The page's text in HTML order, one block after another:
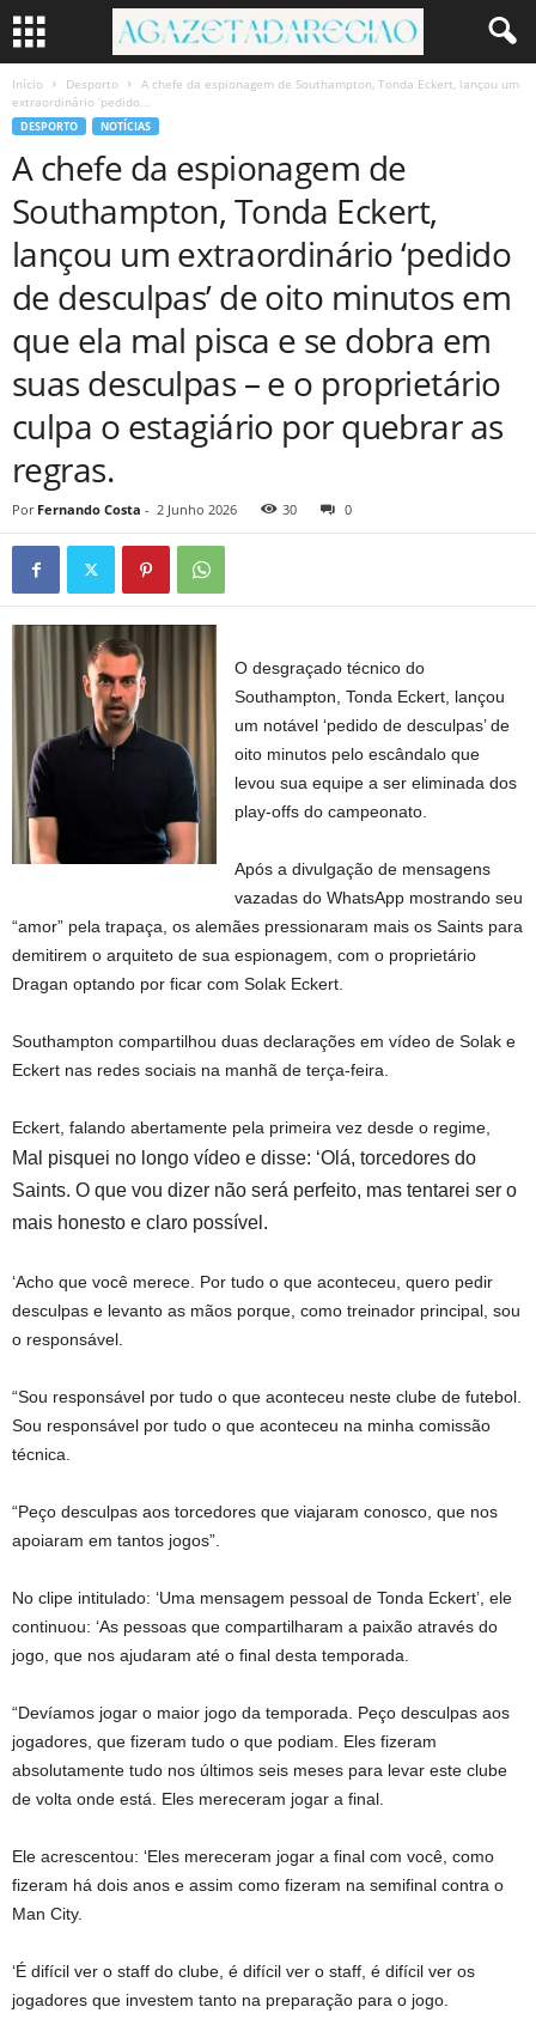
Início Desporto
A chefe da espionagem de Southampton, Tonda Eckert, lançou um
extraordinário ‘pedido...
DESPORTO NOTÍCIAS
A chefe da espionagem de
Southampton, Tonda Eckert,
lançou um extraordinário ‘pedido
de desculpas’ de oito minutos em
que ela mal pisca e se dobra em
suas desculpas – e o proprietário
culpa o estagiário por quebrar as
regras.
Por Fernando Costa - 2 Junho 2026 30 0
O desgraçado técnico do
Southampton, Tonda Eckert, lançou
um notável ‘pedido de desculpas’ de
oito minutos pelo escândalo que
levou sua equipe a ser eliminada dos
play-offs do campeonato.
Após a divulgação de mensagens
vazadas do WhatsApp mostrando seu
“amor” pela trapaça, os alemães pressionaram mais os Saints para
demitirem o arquiteto de sua espionagem, com o proprietário
Dragan optando por ficar com Solak Eckert.
Southampton compartilhou duas declarações em vídeo de Solak e
Eckert nas redes sociais na manhã de terça-feira.
Eckert, falando abertamente pela primeira vez desde o regime,
Mal pisquei no longo vídeo e disse: ‘Olá, torcedores do
Saints. O que vou dizer não será perfeito, mas tentarei ser o
mais honesto e claro possível.
‘Acho que você merece. Por tudo o que aconteceu, quero pedir
desculpas e levanto as mãos porque, como treinador principal, sou
o responsável.
“Sou responsável por tudo o que aconteceu neste clube de futebol.
Sou responsável por tudo o que aconteceu na minha comissão
técnica.
“Peço desculpas aos torcedores que viajaram conosco, que nos
apoiaram em tantos jogos”.
No clipe intitulado: ‘Uma mensagem pessoal de Tonda Eckert’, ele
continuou: ‘As pessoas que compartilharam a paixão através do
jogo, que nos ajudaram até o final desta temporada.
“Devíamos jogar o maior jogo da temporada. Peço desculpas aos
jogadores, que fizeram tudo o que podiam. Eles fizeram
absolutamente tudo nos últimos seis meses para levar este clube
de volta onde está. Eles mereceram jogar a final.
Ele acrescentou: ‘Eles mereceram jogar a final com você, como
fizeram há dois anos e assim como fizeram na semifinal contra o
Man City.
‘É difícil ver o staff do clube, é difícil ver o staff, é difícil ver os
jogadores que investem tanto na preparação para o jogo.